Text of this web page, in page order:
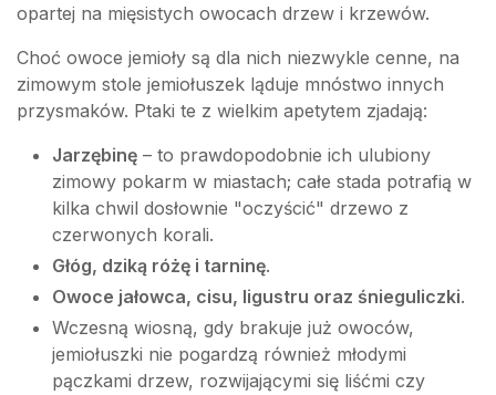
opartej na mięsistych owocach drzew i krzewów.
Choć owoce jemioły są dla nich niezwykle cenne, na
zimowym stole jemiołuszek ląduje mnóstwo innych
przysmaków. Ptaki te z wielkim apetytem zjadają:
Jarzębinę – to prawdopodobnie ich ulubiony
zimowy pokarm w miastach; całe stada potrafią w
kilka chwil dosłownie "oczyścić" drzewo z
czerwonych korali.
Głóg, dziką różę i tarninę.
Owoce jałowca, cisu, ligustru oraz śnieguliczki.
Wczesną wiosną, gdy brakuje już owoców,
jemiołuszki nie pogardzą również młodymi
pączkami drzew, rozwijającymi się liśćmi czy